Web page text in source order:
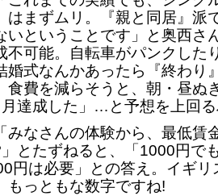
はまずムリ。『親と同居』派
いということです」と奥西さ
不可能。自転車がパンクした
婚式なんかあったら『終わり
食費を減らそうと、朝・昼ぬ
達成した」…と予想を上回
なさんの体験から、最低賃
とたずねると、「1000円で
円は必要」との答え。イギ
もっともな数字ですね!